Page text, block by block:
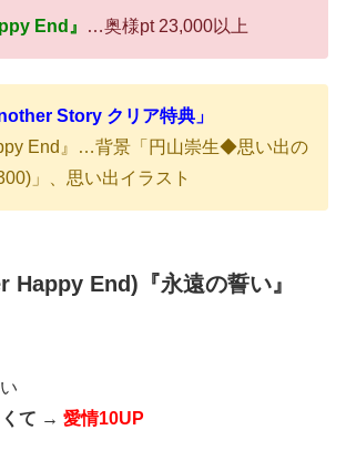
End』
…奥様pt 23,000以上
Story クリア特典」
End』…背景「円山崇生◆思い出の
」、思い出イラスト
Happy End)『永遠の誓い』
くて → 愛情10UP